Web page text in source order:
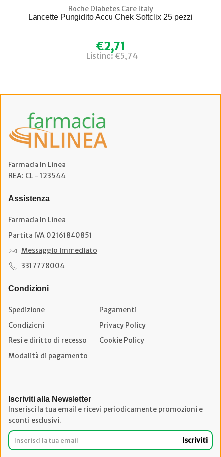
Roche Diabetes Care Italy
Lancette Pungidito Accu Chek Softclix 25 pezzi
€2,71
Listino: €5,74
Farmacia In Linea
REA: CL - 123544
Assistenza
Farmacia In Linea
Partita IVA 02161840851
Messaggio immediato
3317778004
Condizioni
Spedizione
Pagamenti
Condizioni
Privacy Policy
Resi e diritto di recesso
Cookie Policy
Modalità di pagamento
Iscriviti alla Newsletter
Inserisci la tua email e ricevi periodicamente promozioni e
sconti esclusivi.
Iscriviti